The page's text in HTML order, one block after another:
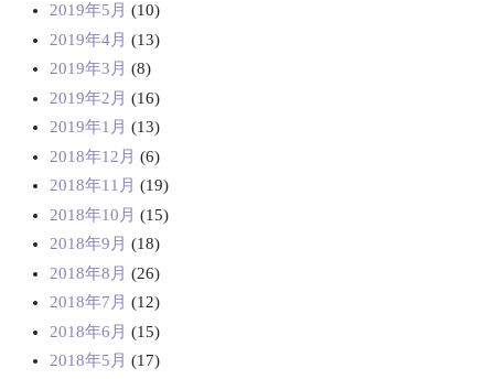
2019年5月 (10)
2019年4月 (13)
2019年3月 (8)
2019年2月 (16)
2019年1月 (13)
2018年12月 (6)
2018年11月 (19)
2018年10月 (15)
2018年9月 (18)
2018年8月 (26)
2018年7月 (12)
2018年6月 (15)
2018年5月 (17)